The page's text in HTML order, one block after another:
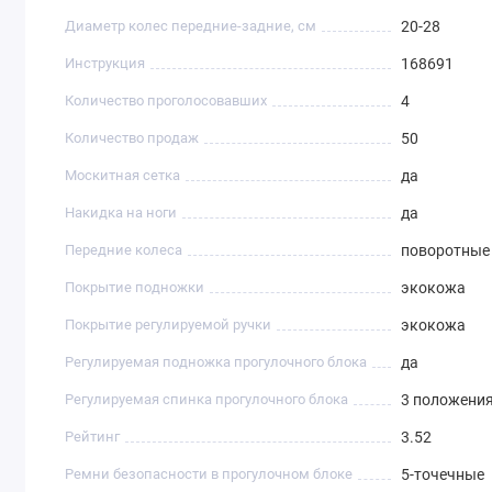
Диаметр колес передние-задние, см 20-28
Инструкция 168691
Количество проголосовавших 4
Количество продаж 50
Москитная сетка да
Накидка на ноги да
Передние колеса
Покрытие подножки экокожа
Покрытие регулируемой ручки экокожа
Регулируемая подножка прогулочного блока да
Регулируемая спинка прогулочного блока 3 положения
Рейтинг 3.52
Ремни безопасности в прогулочном блоке 5-точечные